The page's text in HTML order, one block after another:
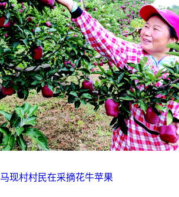
马现村村民在采摘花牛苹果